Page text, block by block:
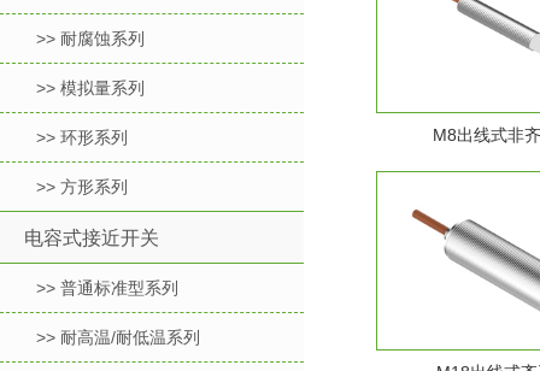
>> 耐腐蚀系列
>> 模拟量系列
>> 环形系列
>> 方形系列
电容式接近开关
>> 普通标准型系列
>> 耐高温/耐低温系列
M8出线式非